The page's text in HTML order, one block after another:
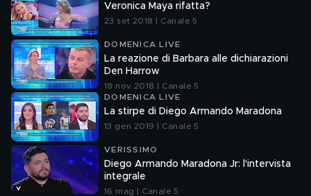
Veronica Maya rifatta?
23 set 2018 | Canale 5
DOMENICA LIVE
La reazione di Barbara alle dichiarazioni
Den Harrow
18 nov 2018 | Canale 5
DOMENICA LIVE
La stirpe di Diego Armando Maradona
13 gen 2019 | Canale 5
VERISSIMO
Diego Armando Maradona Jr: l'intervista
integrale
16 mag | Canale 5